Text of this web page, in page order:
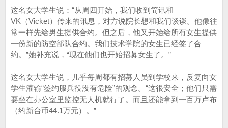
这名女大学生说：“从周四开始，我们收到简讯和
VK（Vicket）传来的讯息，对方说院长想和我们谈谈。他像往
常一样先给男生提供合约。但之后，他又开始给所有女生提供
一份新的防空部队合约。我们技术学院的女生已经签了合
约。”她补充说，“现在他们也开始招募女生了。”
这名女大学生说，几乎每周都有招募人员到学校来，反复向女
学生灌输“签约服兵役没有危险”的观念。“这很安全；他们只需
要坐在办公室里监控无人机就行了。而且还能拿到一百万卢布
（约新台币44.1万元）。”